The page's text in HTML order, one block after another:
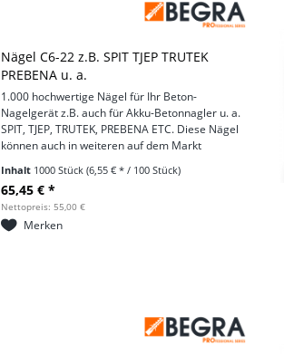
Nägel C6-22 z.B. SPIT TJEP TRUTEK
PREBENA u. a.
1.000 hochwertige Nägel für Ihr Beton-
Nagelgerät z.B. auch für Akku-Betonnagler u. a.
SPIT, TJEP, TRUTEK, PREBENA ETC. Diese Nägel
können auch in weiteren auf dem Markt
handelt sich um gehärtete...
Inhalt 1000 Stück(6,55 € * / 100 Stück)
65,45 € *
Nettopreis: 55,00 €
Merken